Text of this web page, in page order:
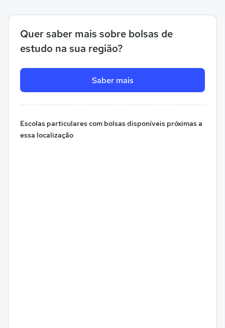
Quer saber mais sobre bolsas de
estudo na sua região?
Saber mais
Escolas particulares com bolsas disponíveis próximas a
essa localização